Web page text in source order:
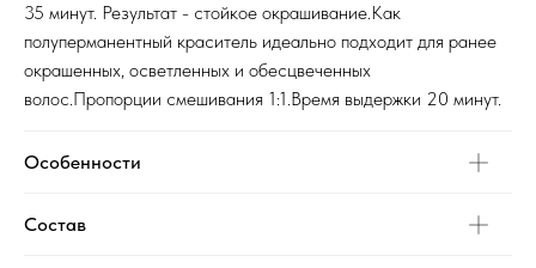
35 минут. Результат - стойкое окрашивание.Как
полуперманентный краситель идеально подходит для ранее
окрашенных, осветленных и обесцвеченных
волос.Пропорции смешивания 1:1.Время выдержки 20 минут.
Особенности
Состав